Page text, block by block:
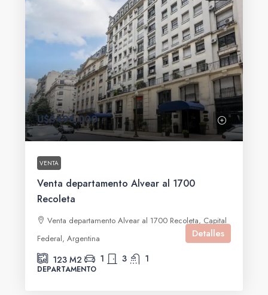
U$S498,000
VENTA
Venta departamento Alvear al 1700
Recoleta
Venta departamento Alvear al 1700 Recoleta, Capital
Federal, Argentina
123 M2 1 3 1
DEPARTAMENTO
Detalles